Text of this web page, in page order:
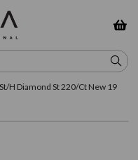
H Diamond St 220/Ct New 19